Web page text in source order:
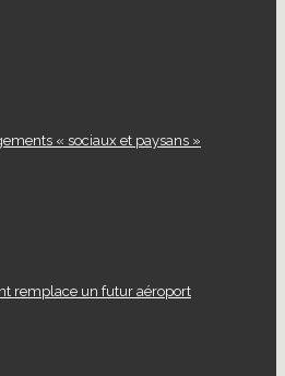
« sociaux et paysans »
remplace un futur aéroport